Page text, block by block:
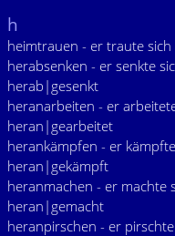
h
heimtrauen - er traute
herabsenken - er senkte
herab|gesenkt
heranarbeiten - er
heran|gearbeitet
herankämpfen - er
heran|gekämpft
heranmachen - er machte
heran|gemacht
heranpirschen - er